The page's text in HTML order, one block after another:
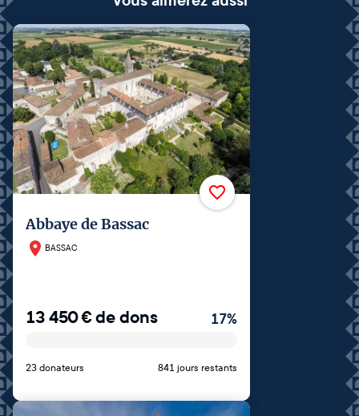
Abbaye de Bassac
BASSAC
13 450€de dons 17%
23 donateurs 841 jours restants